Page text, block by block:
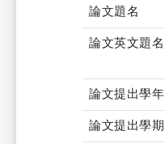
論文題名
論文英文題名
論文提出學年
論文提出學期